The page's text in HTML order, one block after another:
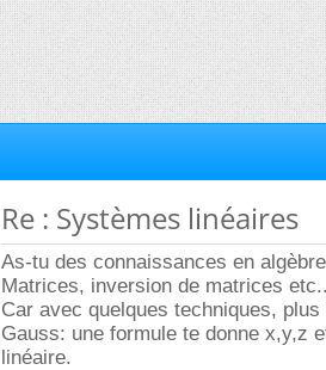
Re : Systèmes linéaires
As-tu des connaissances en
Matrices, inversion de matrices
Car avec quelques techniques,
Gauss: une formule te donne x,y,z
linéaire.